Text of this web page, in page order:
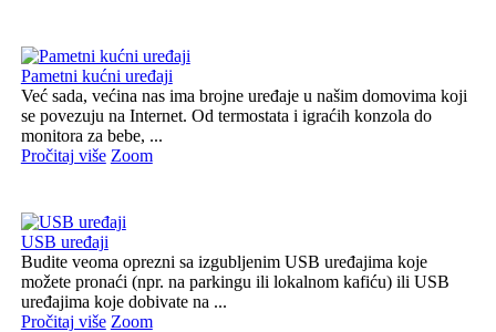
Pametni kućni uređaji
Već sada, većina nas ima brojne uređaje u našim domovima koji
se povezuju na Internet. Od termostata i igraćih konzola do
monitora za bebe, ...
Pročitaj više Zoom
USB uređaji
Budite veoma oprezni sa izgubljenim USB uređajima koje
možete pronaći (npr. na parkingu ili lokalnom kafiću) ili USB
uređajima koje dobivate na ...
Pročitaj više Zoom